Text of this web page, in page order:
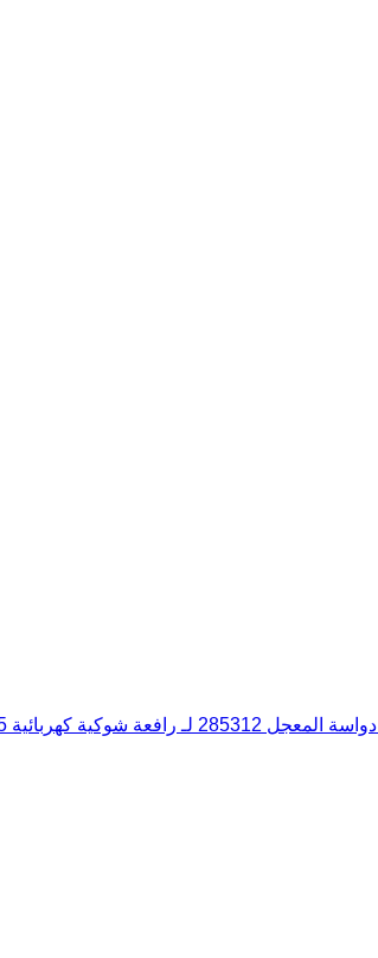
دواسة المعجل 285312 لـ رافعة شوكية كهربائية Still R60-30/R60-45